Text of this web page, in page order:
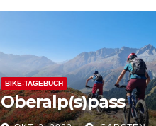
BIKE-TAGEBUCH
Oberalp(s)pass